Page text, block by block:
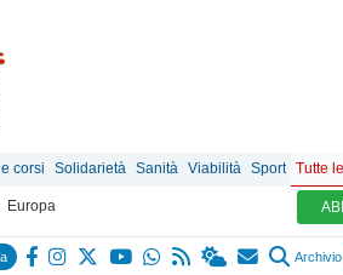
corsi Solidarietà Sanità Viabilità Sport Tutte
Europa
Archivio